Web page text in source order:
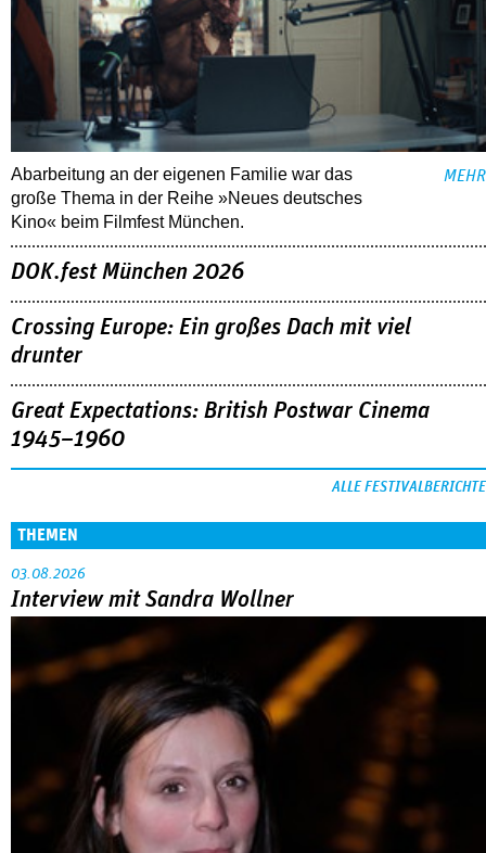
Abarbeitung an der eigenen Familie war das
große Thema in der Reihe »Neues deutsches
Kino« beim Filmfest München.
MEHR
DOK.fest München 2026
Crossing Europe: Ein großes Dach mit viel
drunter
Great Expectations: British Postwar Cinema
1945–1960
ALLE FESTIVALBERICHTE
THEMEN
03.08.2026
Interview mit Sandra Wollner